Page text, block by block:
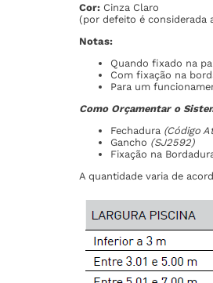
Cor:Cinza Claro
(por defeito é considerada
Notas:
Quando fixado na
Com fixação na
Para um
Como Orçamentar o
Fechadura (Código
Gancho (SJ2592)
Fixação na
A quantidade varia de